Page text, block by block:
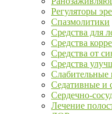
Регуляторы
Спазмолитики
Средства для
Средства
Средства от
Средства
Слабительные
Седативные и
Сердечно-
Лечение